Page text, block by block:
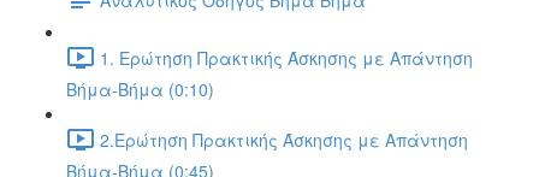
1. Ερώτηση Πρακτικής Άσκησης με Απάντηση
Βήμα-Βήμα (0:10)
2.Ερώτηση Πρακτικής Άσκησης με Απάντηση
Βήμα-Βήμα (0:45)